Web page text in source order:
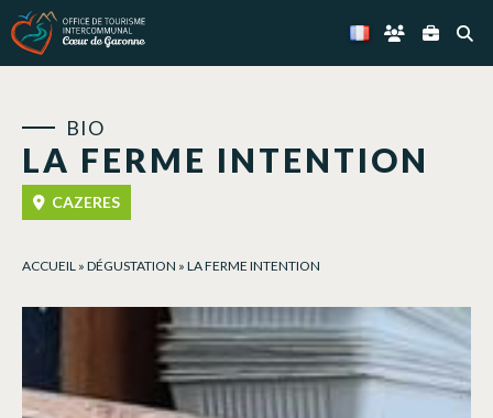
LA FERME INTENTION
BIO
CAZERES
ACCUEIL » DÉGUSTATION » LA FERME INTENTION
Panneau de gestion des cookies